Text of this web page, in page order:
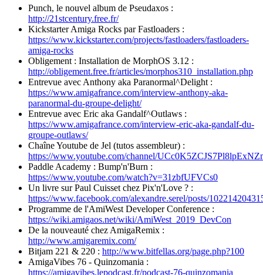
Punch, le nouvel album de Pseudaxos :
http://21stcentury.free.fr/
Kickstarter Amiga Rocks par Fastloaders :
https://www.kickstarter.com/projects/fastloaders/fastloaders-
amiga-rocks
Obligement : Installation de MorphOS 3.12 :
http://obligement.free.fr/articles/morphos310_installation.php
Entrevue avec Anthony aka Paranormal^Delight :
https://www.amigafrance.com/interview-anthony-aka-
paranormal-du-groupe-delight/
Entrevue avec Eric aka Gandalf^Outlaws :
https://www.amigafrance.com/interview-eric-aka-gandalf-du-
groupe-outlaws/
Chaîne Youtube de Jel (tutos assembleur) :
https://www.youtube.com/channel/
Paddle Academy : Bump'n'Burn :
https://www.youtube.com/watch?v=31zbfUFVCs0
Un livre sur Paul Cuisset chez Pix'n'Love ? :
https://www.facebook.com/alexandre.serel/posts/
Programme de l'AmiWest Developer Conference :
https://wiki.amigaos.net/wiki/AmiWest_2019_DevCon
De la nouveauté chez AmigaRemix :
http://www.amigaremix.com/
Bitjam 221 & 220 : http://www.bitfellas.org/page.php?100
AmigaVibes 76 - Quinzomania :
https://amigavibes.lepodcast.fr/podcast-76-quinzomania